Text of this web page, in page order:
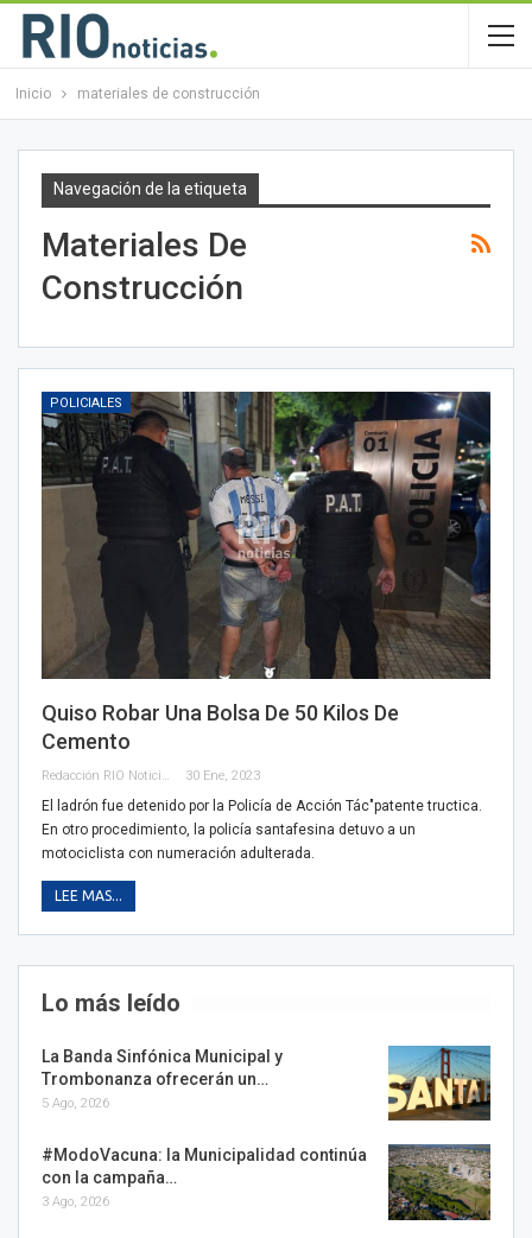
Inicio materiales de construcción
Navegación de la etiqueta
Materiales De
Construcción
POLICIALES
Quiso Robar Una Bolsa De 50 Kilos De
Cemento
30 Ene, 2023
El ladrón fue detenido por la Policía de Acción Tác"patente tructica.
En otro procedimiento, la policía santafesina detuvo a un
motociclista con numeración adulterada.
LEE MAS...
Lo más leído
La Banda Sinfónica Municipal y
Trombonanza ofrecerán un…
5 Ago, 2026
#ModoVacuna: la Municipalidad continúa
con la campaña…
3 Ago, 2026